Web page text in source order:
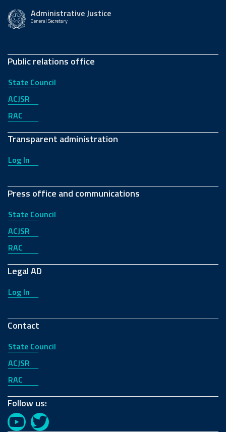
Administrative Justice
General Secretary
Public relations office
State Council
ACJSR
RAC
Transparent administration
Log In
Press office and communications
State Council
ACJSR
RAC
Legal AD
Log In
Contact
State Council
ACJSR
RAC
Follow us:
YouTubeTwitter